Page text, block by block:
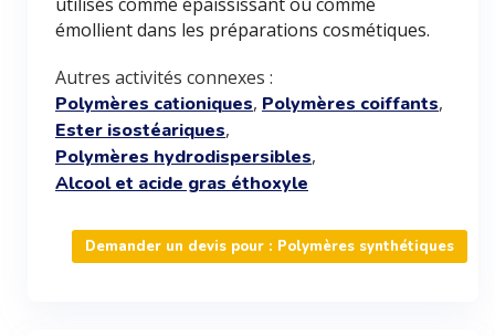
émollient dans les préparations cosmétiques.
Autres activités connexes :
Polymères cationiques, Polymères coiffants,
Ester isostéariques,
Polymères hydrodispersibles,
Alcool et acide gras éthoxyle
Demander un devis pour : Polymères synthétiques